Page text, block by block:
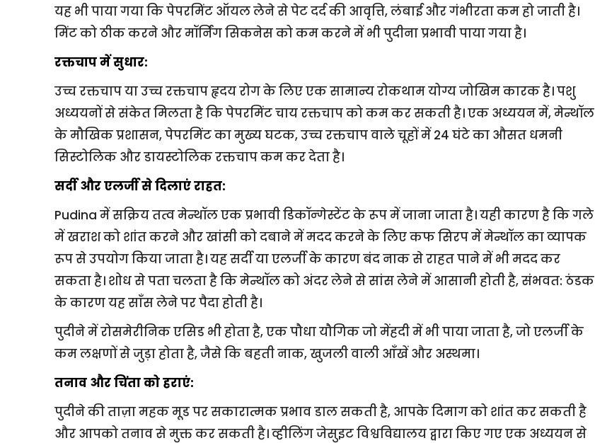
यह भी पाया गया कि पेपरमिंट ऑयल लेने से पेट दर्द की आवृत्ति, लंबाई और गंभीरता कम हो जाती है।
मिंट को ठीक करने और मॉर्निंग सिकनेस को कम करने में भी पुदीना प्रभावी पाया गया है।
रक्तचाप में सुधार:
उच्च रक्तचाप या उच्च रक्तचाप हृदय रोग के लिए एक सामान्य रोकथाम योग्य जोखिम कारक है। पशु
अध्ययनों से संकेत मिलता है कि पेपरमिंट चाय रक्तचाप को कम कर सकती है। एक अध्ययन में, मेन्थॉल
के मौखिक प्रशासन, पेपरमिंट का मुख्य घटक, उच्च रक्तचाप वाले चूहों में 24 घंटे का औसत धमनी
सिस्टोलिक और डायस्टोलिक रक्तचाप कम कर देता है।
सर्दी और एलर्जी से दिलाएं राहत:
Pudina में सक्रिय तत्व मेन्थॉल एक प्रभावी डिकॉन्गेस्टेंट के रूप में जाना जाता है। यही कारण है कि गले
में खराश को शांत करने और खांसी को दबाने में मदद करने के लिए कफ सिरप में मेन्थॉल का व्यापक
रूप से उपयोग किया जाता है। यह सर्दी या एलर्जी के कारण बंद नाक से राहत पाने में भी मदद कर
सकता है। शोध से पता चलता है कि मेन्थॉल को अंदर लेने से सांस लेने में आसानी होती है, संभवत: ठंडक
के कारण यह साँस लेने पर पैदा होती है।
पुदीने में रोसमेरीनिक एसिड भी होता है, एक पौधा यौगिक जो मेंहदी में भी पाया जाता है, जो एलर्जी के
कम लक्षणों से जुड़ा होता है, जैसे कि बहती नाक, खुजली वाली आँखें और अस्थमा।
तनाव और चिंता को हराएं:
पुदीने की ताज़ा महक मूड पर सकारात्मक प्रभाव डाल सकती है, आपके दिमाग को शांत कर सकती है
और आपको तनाव से मुक्त कर सकती है। व्हीलिंग जेसुइट विश्वविद्यालय द्वारा किए गए एक अध्ययन से